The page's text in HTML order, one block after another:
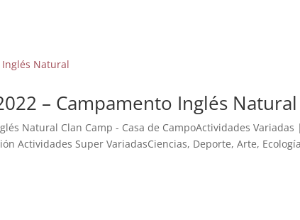
– Campamento Inglés Natural
Natural Clan Camp - Casa de CampoActividades Variadas
Actividades Super VariadasCiencias, Deporte, Arte,